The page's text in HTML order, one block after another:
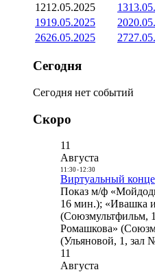
1212.05.2025 13
1919.05.2025 20
2626.05.2025 27
Сегодня
Сегодня нет событий
Скоро
11
Августа
11:30- 12:30
Виртуальный
Показ м/ф
16 мин.); «Ивашка
(Союзмультфильм,
Ромашкова»
(Ульяновой, 1, зал
11
Августа